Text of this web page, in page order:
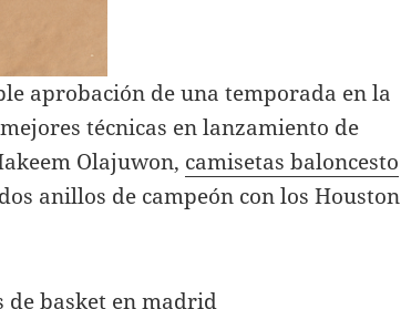
aprobación de una temporada en la
técnicas en lanzamiento de
Olajuwon, camisetas baloncesto
anillos de campeón con los Houston